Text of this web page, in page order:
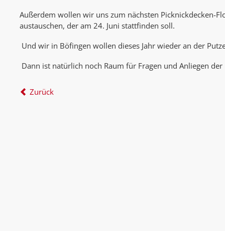
Außerdem wollen wir uns zum nächsten Picknickdecken-
austauschen, der am 24. Juni stattfinden soll.
Und wir in Böfingen wollen dieses Jahr wieder an der
Dann ist natürlich noch Raum für Fragen und Anliegen
Zurück